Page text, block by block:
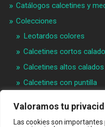
Valoramos tu
Las cookies son
Catálogos calcetines y
Colecciones
Leotardos colores
Calcetines cortos
Calcetines altos calados
Calcetines con puntilla
Materias primeras